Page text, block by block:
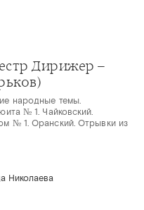
Дирижер –
народные темы.
№ 1. Чайковский.
№ 1. Оранский. Отрывки из